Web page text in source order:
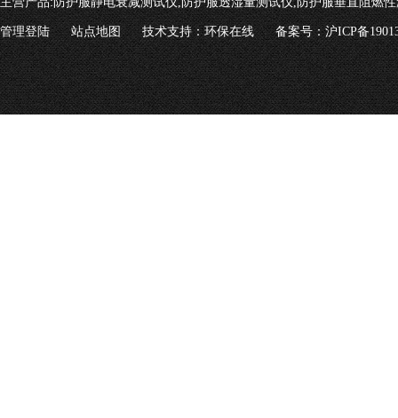
管理登陆 站点地图 技术支持：环保在线 备案号：沪ICP备